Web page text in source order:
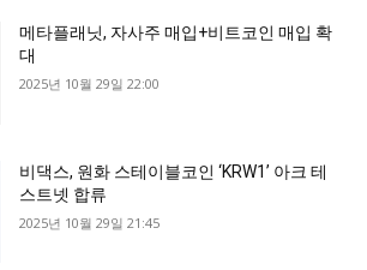
메타플래닛, 자사주 매입+비트코인 매입 확
대
2025년 10월 29일 22:00
비댁스, 원화 스테이블코인 ‘KRW1’ 아크 테
스트넷 합류
2025년 10월 29일 21:45